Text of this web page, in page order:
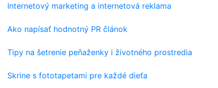
Internetový marketing a internetová reklama
Ako napísať hodnotný PR článok
Tipy na šetrenie peňaženky i životného prostredia
Skrine s fototapetami pre každé dieťa